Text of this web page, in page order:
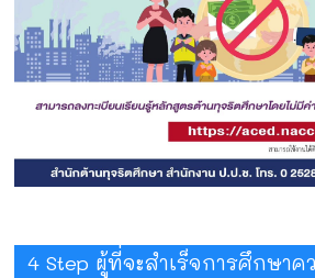
4 Step ผู้ที่จะสำเร็จการศึกษาค